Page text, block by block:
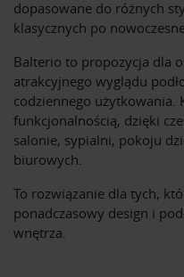
dopasowane do różnych
klasycznych po
Balterio to propozycja dla
atrakcyjnego wyglądu
codziennego użytkowania.
funkcjonalnością, dzięki
salonie, sypialni, pokoju
biurowych.
To rozwiązanie dla tych,
ponadczasowy design i
wnętrza.